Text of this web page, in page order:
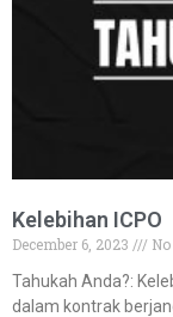
Kelebihan ICPO
December 6, 2023
Tahukah Anda?:​​
dalam kontrak